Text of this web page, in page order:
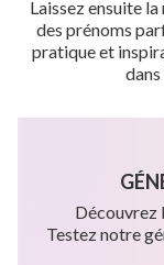
Laissez ensuite
des prénoms
pratique et
Découvrez
Testez notre